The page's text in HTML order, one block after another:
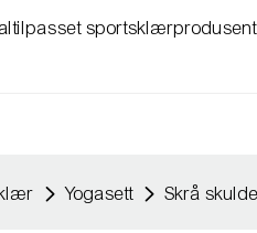
Yogasett Skrå